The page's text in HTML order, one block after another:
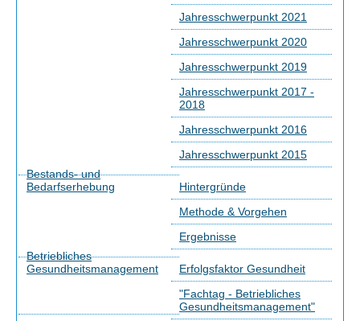
Jahresschwerpunkt 2021
Jahresschwerpunkt 2020
Jahresschwerpunkt 2019
Jahresschwerpunkt 2017 -
2018
Jahresschwerpunkt 2016
Jahresschwerpunkt 2015
Bestands- und
Bedarfserhebung
Hintergründe
Methode & Vorgehen
Ergebnisse
Betriebliches
Gesundheitsmanagement
Erfolgsfaktor Gesundheit
"Fachtag - Betriebliches
Gesundheitsmanagement"